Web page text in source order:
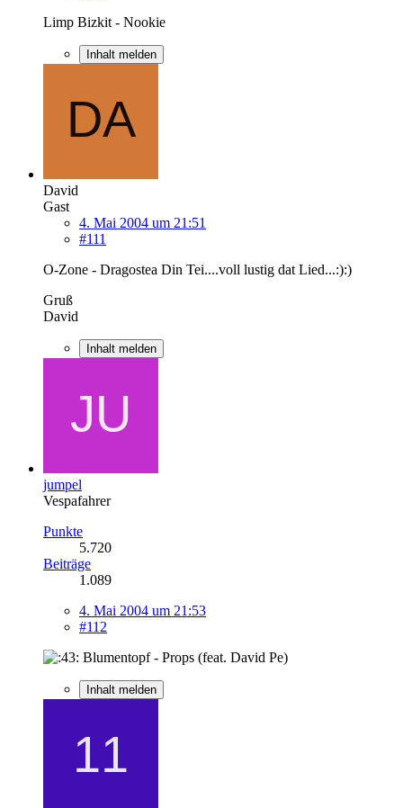
Limp Bizkit - Nookie
Inhalt melden
David
Gast
4. Mai 2004 um 21:51
#111
O-Zone - Dragostea Din Tei....voll lustig dat Lied...:):)
Gruß
David
Inhalt melden
jumpel
Vespafahrer
Punkte
5.720
Beiträge
1.089
4. Mai 2004 um 21:53
#112
Blumentopf - Props (feat. David Pe)
Inhalt melden